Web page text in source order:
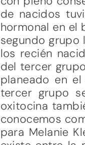
de nacidos
hormonal en el
segundo
los recién
del tercer
planeado en
tercer grupo
oxitocina
conocemos
para Melanie